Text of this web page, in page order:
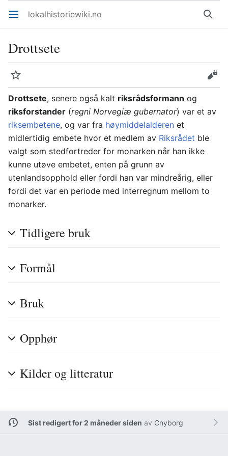
Åpne hovedmenyen lokalhistoriewiki.no Søk
Drottsete
Overvåk
Rediger
Drottsete, senere også kalt riksrådsformann og
riksforstander (regni Norvegiæ gubernator) var et av
riksembetene, og var fra høymiddelalderen et
midlertidig embete hvor et medlem av Riksrådet ble
valgt som stedfortreder for monarken når han ikke
kunne utøve embetet, enten på grunn av
utenlandsopphold eller fordi han var mindreårig, eller
fordi det var en periode med interregnum mellom to
monarker.
Tidligere bruk
Formål
Bruk
Opphør
Kilder og litteratur
Sist redigert for 2 måneder siden av Cnyborg